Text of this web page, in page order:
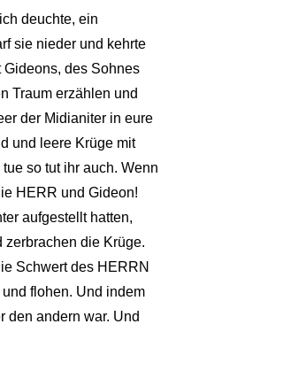
deuchte, ein
sie nieder und kehrte
Gideons, des Sohnes
Traum erzählen und
der Midianiter in eure
und leere Krüge mit
so tut ihr auch. Wenn
HERR und Gideon!
aufgestellt hatten,
die Krüge.
Schwert des HERRN
flohen. Und indem
den andern war. Und